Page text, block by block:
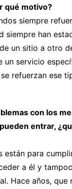
qué motivo?
siempre
siempre han
un sitio a otro
un servicio
refuerzan ese
con los
entrar,
están para
a él y
Hace años,